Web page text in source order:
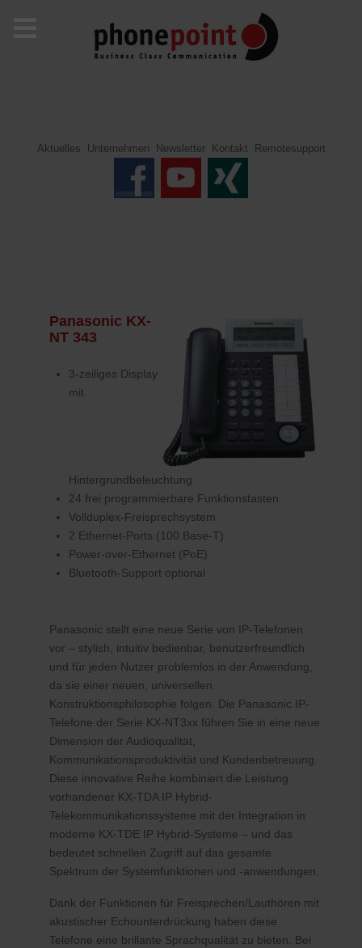
Aktuelles Unternehmen Newsletter Kontakt Remotesupport
Panasonic KX-
NT 343
3-zeiliges Display
mit
Hintergrundbeleuchtung
24 frei programmierbare Funktionstasten
Vollduplex-Freisprechsystem
2 Ethernet-Ports (100 Base-T)
Power-over-Ethernet (PoE)
Bluetooth-Support optional
Panasonic stellt eine neue Serie von IP-Telefonen
vor – stylish, intuitiv bedienbar, benutzerfreundlich
und für jeden Nutzer problemlos in der Anwendung,
da sie einer neuen, universellen
Konstruktionsphilosophie folgen. Die Panasonic IP-
Telefone der Serie KX-NT3xx führen Sie in eine neue
Dimension der Audioqualität,
Kommunikationsproduktivität und Kundenbetreuung.
Diese innovative Reihe kombiniert die Leistung
vorhandener KX-TDA IP Hybrid-
Telekommunikationssysteme mit der Integration in
moderne KX-TDE IP Hybrid-Systeme – und das
bedeutet schnellen Zugriff auf das gesamte
Spektrum der Systemfunktionen und -anwendungen.
Dank der Funktionen für Freisprechen/Lauthören mit
akustischer Echounterdrückung haben diese
Telefone eine brillante Sprachqualität zu bieten. Bei